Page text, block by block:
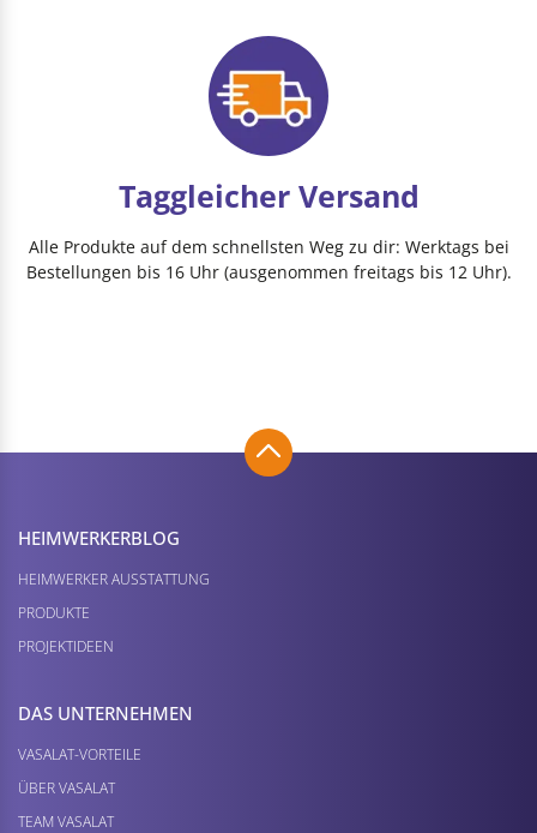
Taggleicher Versand
Alle Produkte auf dem schnellsten Weg zu dir: Werktags bei
Bestellungen bis 16 Uhr (ausgenommen freitags bis 12 Uhr).
HEIMWERKER­BLOG
HEIMWERKER AUSSTATTUNG
PRODUKTE
PROJEKTIDEEN
DAS UNTERNEHMEN
VASALAT-VORTEILE
ÜBER VASALAT
TEAM VASALAT